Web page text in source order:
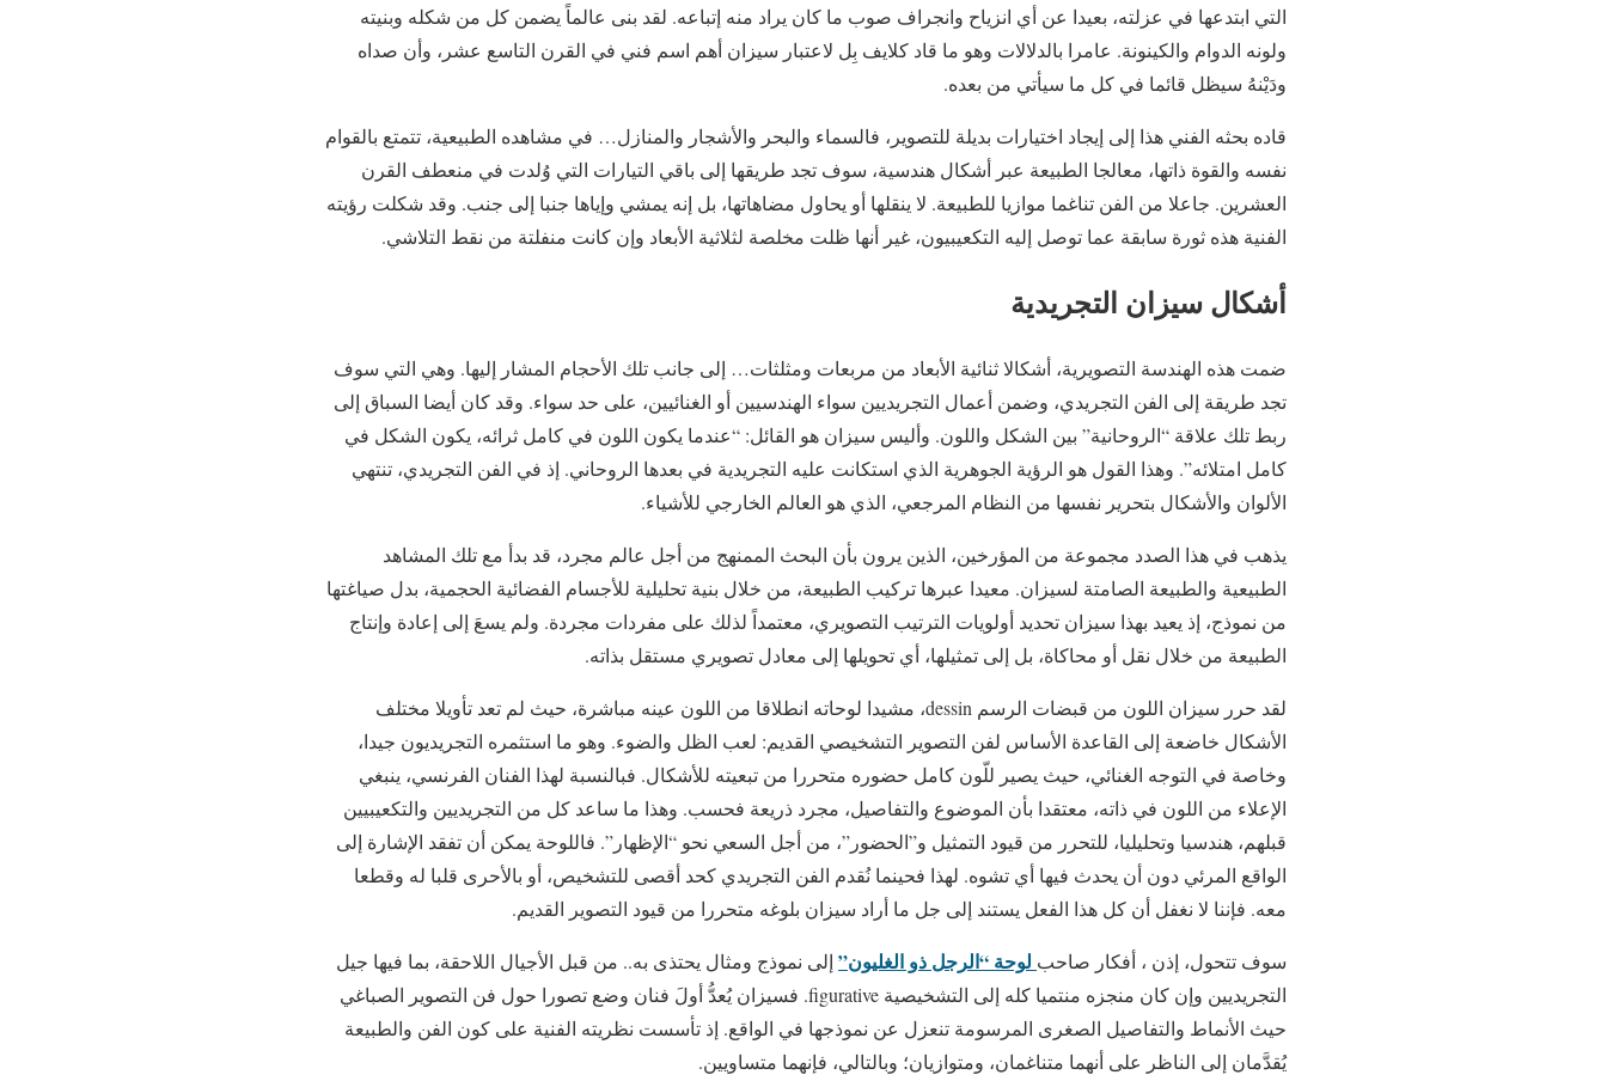
التي ابتدعها في عزلته، بعيدا عن أي انزياح وانجراف صوب ما كان يراد منه إتباعه. لقد بنى عالماً يضمن كل من شكله وبنيته
ولونه الدوام والكينونة. عامرا بالدلالات وهو ما قاد كلايف بِل لاعتبار سيزان أهم اسم فني في القرن التاسع عشر، وأن صداه
ودَيْنهُ سيظل قائما في كل ما سيأتي من بعده.
قاده بحثه الفني هذا إلى إيجاد اختيارات بديلة للتصوير، فالسماء والبحر والأشجار والمنازل… في مشاهده الطبيعية، تتمتع بالقوام
نفسه والقوة ذاتها، معالجا الطبيعة عبر أشكال هندسية، سوف تجد طريقها إلى باقي التيارات التي وُلدت في منعطف القرن
العشرين. جاعلا من الفن تناغما موازيا للطبيعة. لا ينقلها أو يحاول مضاهاتها، بل إنه يمشي وإياها جنبا إلى جنب. وقد شكلت رؤيته
الفنية هذه ثورة سابقة عما توصل إليه التكعيبيون، غير أنها ظلت مخلصة لثلاثية الأبعاد وإن كانت منفلتة من نقط التلاشي.
أشكال سيزان التجريدية
ضمت هذه الهندسة التصويرية، أشكالا ثنائية الأبعاد من مربعات ومثلثات… إلى جانب تلك الأحجام المشار إليها. وهي التي سوف
تجد طريقة إلى الفن التجريدي، وضمن أعمال التجريديين سواء الهندسيين أو الغنائيين، على حد سواء. وقد كان أيضا السباق إلى
ربط تلك علاقة “الروحانية” بين الشكل واللون. وأليس سيزان هو القائل: “عندما يكون اللون في كامل ثرائه، يكون الشكل في
كامل امتلائه”. وهذا القول هو الرؤية الجوهرية الذي استكانت عليه التجريدية في بعدها الروحاني. إذ في الفن التجريدي، تنتهي
الألوان والأشكال بتحرير نفسها من النظام المرجعي، الذي هو العالم الخارجي للأشياء.
يذهب في هذا الصدد مجموعة من المؤرخين، الذين يرون بأن البحث الممنهج من أجل عالم مجرد، قد بدأ مع تلك المشاهد
الطبيعية والطبيعة الصامتة لسيزان. معيدا عبرها تركيب الطبيعة، من خلال بنية تحليلية للأجسام الفضائية الحجمية، بدل صياغتها
من نموذج، إذ يعيد بهذا سيزان تحديد أولويات الترتيب التصويري، معتمداً لذلك على مفردات مجردة. ولم يسعَ إلى إعادة وإنتاج
الطبيعة من خلال نقل أو محاكاة، بل إلى تمثيلها، أي تحويلها إلى معادل تصويري مستقل بذاته.
لقد حرر سيزان اللون من قبضات الرسم dessin، مشيدا لوحاته انطلاقا من اللون عينه مباشرة، حيث لم تعد تأويلا مختلف
الأشكال خاضعة إلى القاعدة الأساس لفن التصوير التشخيصي القديم: لعب الظل والضوء. وهو ما استثمره التجريديون جيدا،
وخاصة في التوجه الغنائي، حيث يصير للّون كامل حضوره متحررا من تبعيته للأشكال. فبالنسبة لهذا الفنان الفرنسي، ينبغي
الإعلاء من اللون في ذاته، معتقدا بأن الموضوع والتفاصيل، مجرد ذريعة فحسب. وهذا ما ساعد كل من التجريديين والتكعيبيين
قبلهم، هندسيا وتحليليا، للتحرر من قيود التمثيل و”الحضور”، من أجل السعي نحو “الإظهار”. فاللوحة يمكن أن تفقد الإشارة إلى
الواقع المرئي دون أن يحدث فيها أي تشوه. لهذا فحينما نُقدم الفن التجريدي كحد أقصى للتشخيص، أو بالأحرى قلبا له وقطعا
معه. فإننا لا نغفل أن كل هذا الفعل يستند إلى جل ما أراد سيزان بلوغه متحررا من قيود التصوير القديم.
سوف تتحول، إذن ، أفكار صاحب لوحة “الرجل ذو الغليون” إلى نموذج ومثال يحتذى به.. من قبل الأجيال اللاحقة، بما فيها جيل
التجريديين وإن كان منجزه منتميا كله إلى التشخيصية figurative. فسيزان يُعدُّ أولَ فنان وضع تصورا حول فن التصوير الصباغي
حيث الأنماط والتفاصيل الصغرى المرسومة تنعزل عن نموذجها في الواقع. إذ تأسست نظريته الفنية على كون الفن والطبيعة
يُقدَّمان إلى الناظر على أنهما متناغمان، ومتوازيان؛ وبالتالي، فإنهما متساويين.